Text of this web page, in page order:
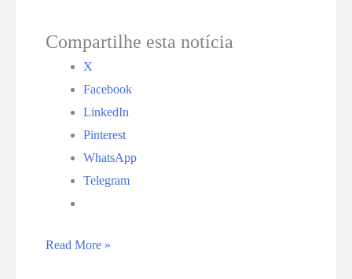
Compartilhe esta notícia
X
Facebook
LinkedIn
Pinterest
WhatsApp
Telegram
Mutirão
Read More »